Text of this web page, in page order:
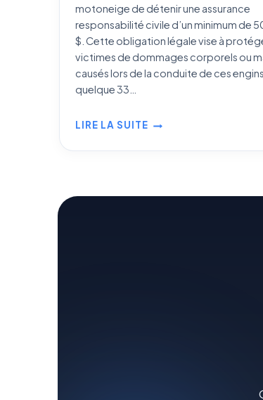
motoneige de détenir une assurance
responsabilité civile d’un minimum de
$. Cette obligation légale vise à
victimes de dommages corporels ou
causés lors de la conduite de ces
quelque 33…
LIRE LA SUITE
ASSURANCE